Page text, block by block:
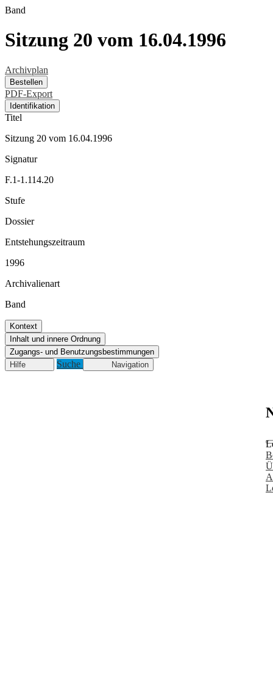
Band
Sitzung 20 vom 16.04.1996
Archivplan
Bestellen
PDF-Export
Identifikation
Titel
Sitzung 20 vom 16.04.1996
Signatur
F.1-1.114.20
Stufe
Dossier
Entstehungszeitraum
1996
Archivalienart
Band
Kontext
Inhalt und innere Ordnung
Zugangs- und Benutzungsbestimmungen
Hilfe
Suche Navigation